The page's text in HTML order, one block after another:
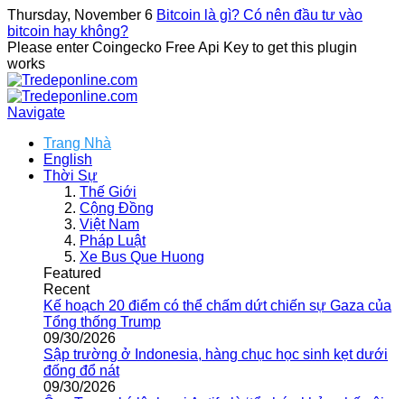
Thursday, November 6 Bitcoin là gì? Có nên đầu tư vào
bitcoin hay không?
Please enter Coingecko Free Api Key to get this plugin
works
Navigate
Trang Nhà
English
Thời Sự
Thế Giới
Cộng Đồng
Việt Nam
Pháp Luật
Xe Bus Que Huong
Featured
Recent
Kế hoạch 20 điểm có thể chấm dứt chiến sự Gaza của
Tổng thống Trump
09/30/2026
Sập trường ở Indonesia, hàng chục học sinh kẹt dưới
đống đổ nát
09/30/2026